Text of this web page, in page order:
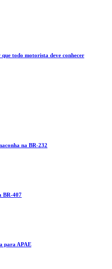
todo motorista deve conhecer
na BR-232
BR-407
para APAE